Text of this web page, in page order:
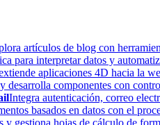
artículos de blog con
para interpretar datos y
aplicaciones 4D hacia la
desarrolla componentes con
Integra autenticación, correo
basados en datos con el
y gestiona hojas de cálculo de